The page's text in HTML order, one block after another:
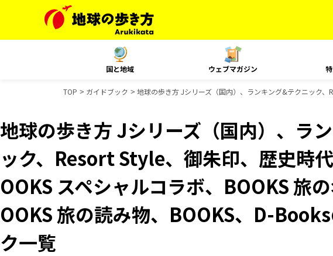
国と地域 ウェブマガジン
TOP ガイドブック 地球の歩き方 Jシリーズ（国内）、ランキング&テクニック
地球の歩き方 Jシリーズ（国内）、ラ
ック、Resort Style、御朱印、歴史時
OOKS スペシャルコラボ、BOOKS 旅
OOKS 旅の読み物、BOOKS、D-
ク一覧